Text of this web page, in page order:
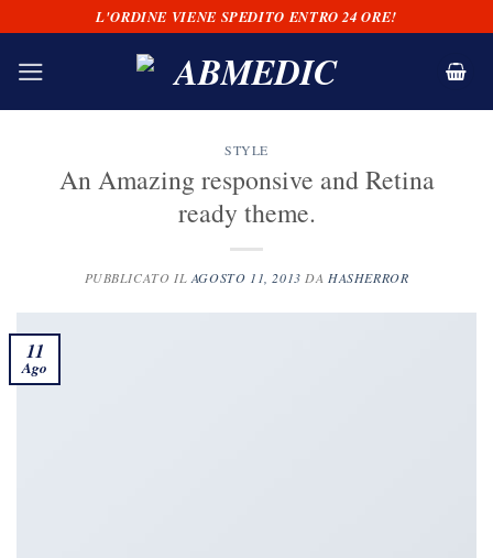
contenuti
L'ORDINE VIENE SPEDITO ENTRO 24 ORE!
STYLE
An Amazing responsive and Retina
ready theme.
PUBBLICATO IL AGOSTO 11, 2013 DA HASHERROR
11
Ago